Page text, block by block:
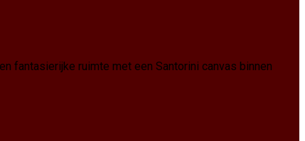
fantasierijke ruimte met een Santorini canvas binnen